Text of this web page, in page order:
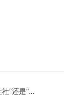
【解读中国经济 番外篇3】第二次思想大论战 “姓社”还是“姓资”？